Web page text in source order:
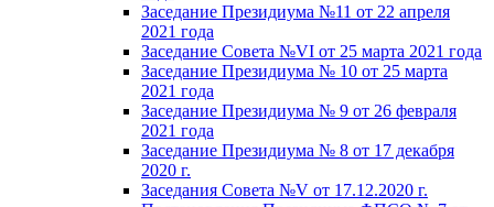
Заседание Президиума №11 от 22 апреля
2021 года
Заседание Совета №VI от 25 марта 2021 года
Заседание Президиума № 10 от 25 марта
2021 года
Заседание Президиума № 9 от 26 февраля
2021 года
Заседание Президиума № 8 от 17 декабря
2020 г.
Заседания Совета №V от 17.12.2020 г.